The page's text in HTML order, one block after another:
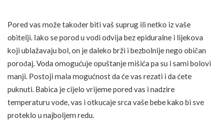
Pored vas može također biti vaš suprug ili netko iz vaše
obitelji. Iako se porod u vodi odvija bez epiduralne i lijekova
koji ublažavaju bol, on je daleko brži i bezbolnije nego običan
porođaj. Voda omogućuje opuštanje mišića pa su i sami bolovi
manji. Postoji mala mogućnost da će vas rezati i da ćete
puknuti. Babica je cijelo vrijeme pored vas i nadzire
temperaturu vode, vas i otkucaje srca vaše bebe kako bi sve
proteklo u najboljem redu.